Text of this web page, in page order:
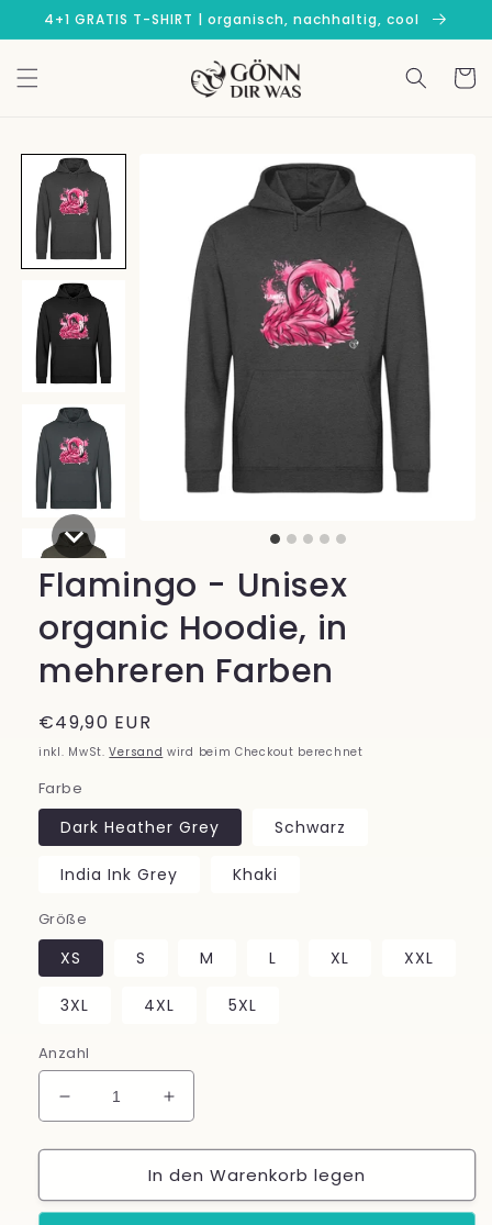
zum
Inhalt
4+1 GRATIS T-SHIRT | organisch, nachhaltig, cool
Flamingo - Unisex
organic Hoodie, in
mehreren Farben
Normaler
Preis
€49,90 EUR
inkl. MwSt.Versand wird beim Checkout berechnet
Farbe
Dark Heather Grey Schwarz
India Ink Grey Khaki
Größe
XS S M L XL XXL
3XL 4XL 5XL
Anzahl
Verringere
die
Menge
Flamingo
Erhöhe
die
Menge
für
Flamingo
In den Warenkorb legen